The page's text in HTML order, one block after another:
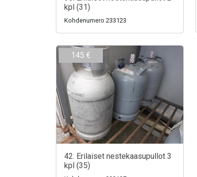
kpl (31)
Kohdenumero 233123
145 €
42. Erilaiset nestekaasupullot 3
kpl (35)